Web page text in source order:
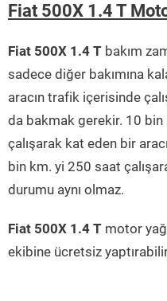
Fiat 500X 1.4 T
Fiat 500X 1.4 T bakım
sadece diğer bakımına
aracın trafik içerisinde
da bakmak gerekir. 10
çalışarak kat eden bir
bin km. yi 250 saat
durumu aynı olmaz.
Fiat 500X 1.4 T motor
ekibine ücretsiz